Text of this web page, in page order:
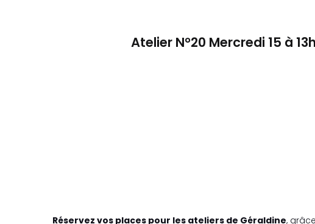
Atelier N°20 Mercredi 15 à
Réservez vos places pour les ateliers de Géraldine,